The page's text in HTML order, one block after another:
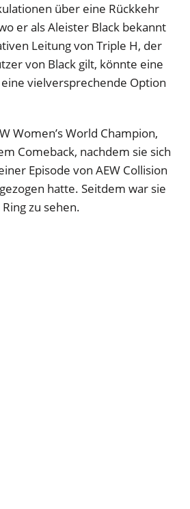
über eine Rückkehr
er als Aleister Black bekannt
Leitung von Triple H, der
von Black gilt, könnte eine
vielversprechende Option
Women’s World Champion,
Comeback, nachdem sie sich
Episode von AEW Collision
hatte. Seitdem war sie
zu sehen.